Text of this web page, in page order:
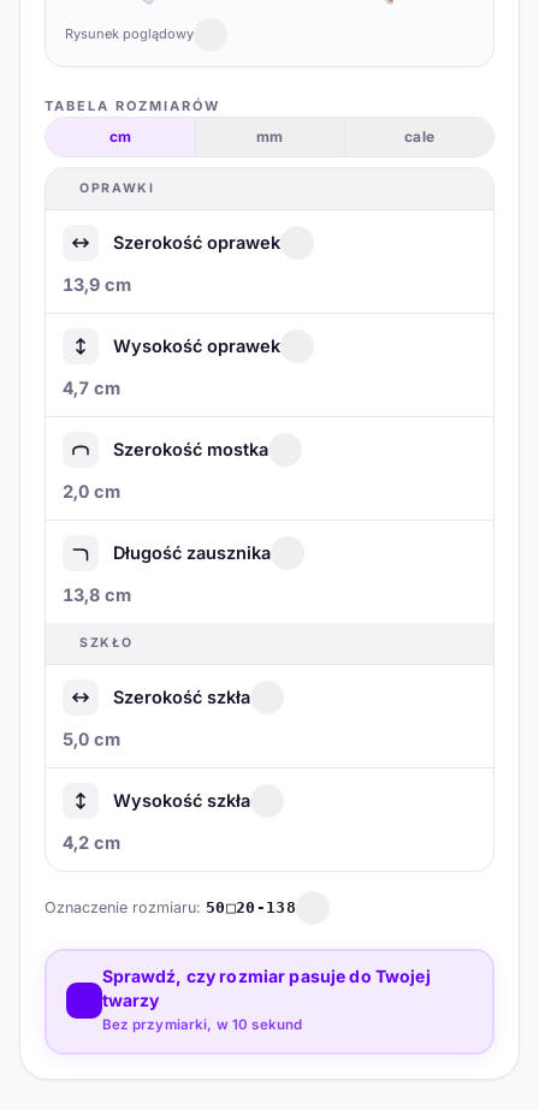
Rysunek poglądowy
TABELA ROZMIARÓW
cm mm cale
OPRAWKI
Szerokość oprawek
13,9 cm
Wysokość oprawek
4,7 cm
Szerokość mostka
2,0 cm
Długość zausznika
13,8 cm
SZKŁO
Szerokość szkła
5,0 cm
Wysokość szkła
4,2 cm
Oznaczenie rozmiaru: 50□20-138
Sprawdź, czy rozmiar pasuje do Twojej
twarzy
Bez przymiarki, w 10 sekund